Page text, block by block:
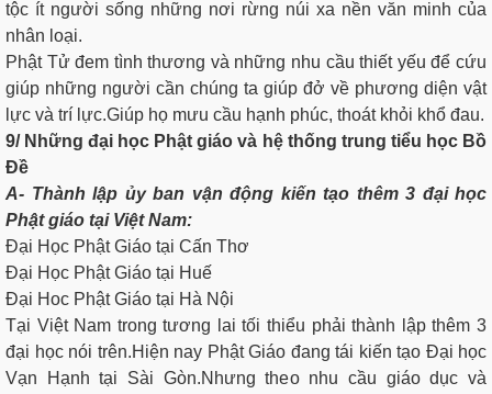
tộc ít người sống những nơi rừng núi xa nền văn minh của
nhân loại.
Phật Tử đem tình thương và những nhu cầu thiết yếu để cứu
giúp những người cần chúng ta giúp đở về phương diện vật
lực và trí lực.Giúp họ mưu cầu hạnh phúc, thoát khỏi khổ đau.
9/ Những đại học Phật giáo và hệ thống trung tiểu học Bồ
Đề
A- Thành lập ủy ban vận động kiến tạo thêm 3 đại học
Phật giáo tại Việt Nam:
Đại Học Phật Giáo tại Cấn Thơ
Đại Học Phật Giáo tại Huế
Đại Hoc Phật Giáo tại Hà Nội
Tại Việt Nam trong tương lai tối thiểu phải thành lập thêm 3
đại học nói trên.Hiện nay Phật Giáo đang tái kiến tạo Đại học
Vạn Hạnh tại Sài Gòn.Nhưng theo nhu cầu giáo dục và